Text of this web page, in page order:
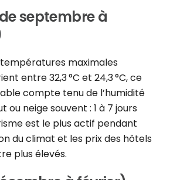
septembre à
maximales
entre 32,3 °C et 24,3 °C, ce
compte tenu de l’humidité
ou neige souvent : 1 à 7 jours
est le plus actif pendant
du climat et les prix des hôtels
plus élevés.